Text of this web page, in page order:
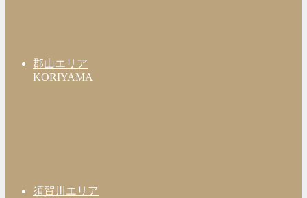
郡山エリア
KORIYAMA
須賀川エリア